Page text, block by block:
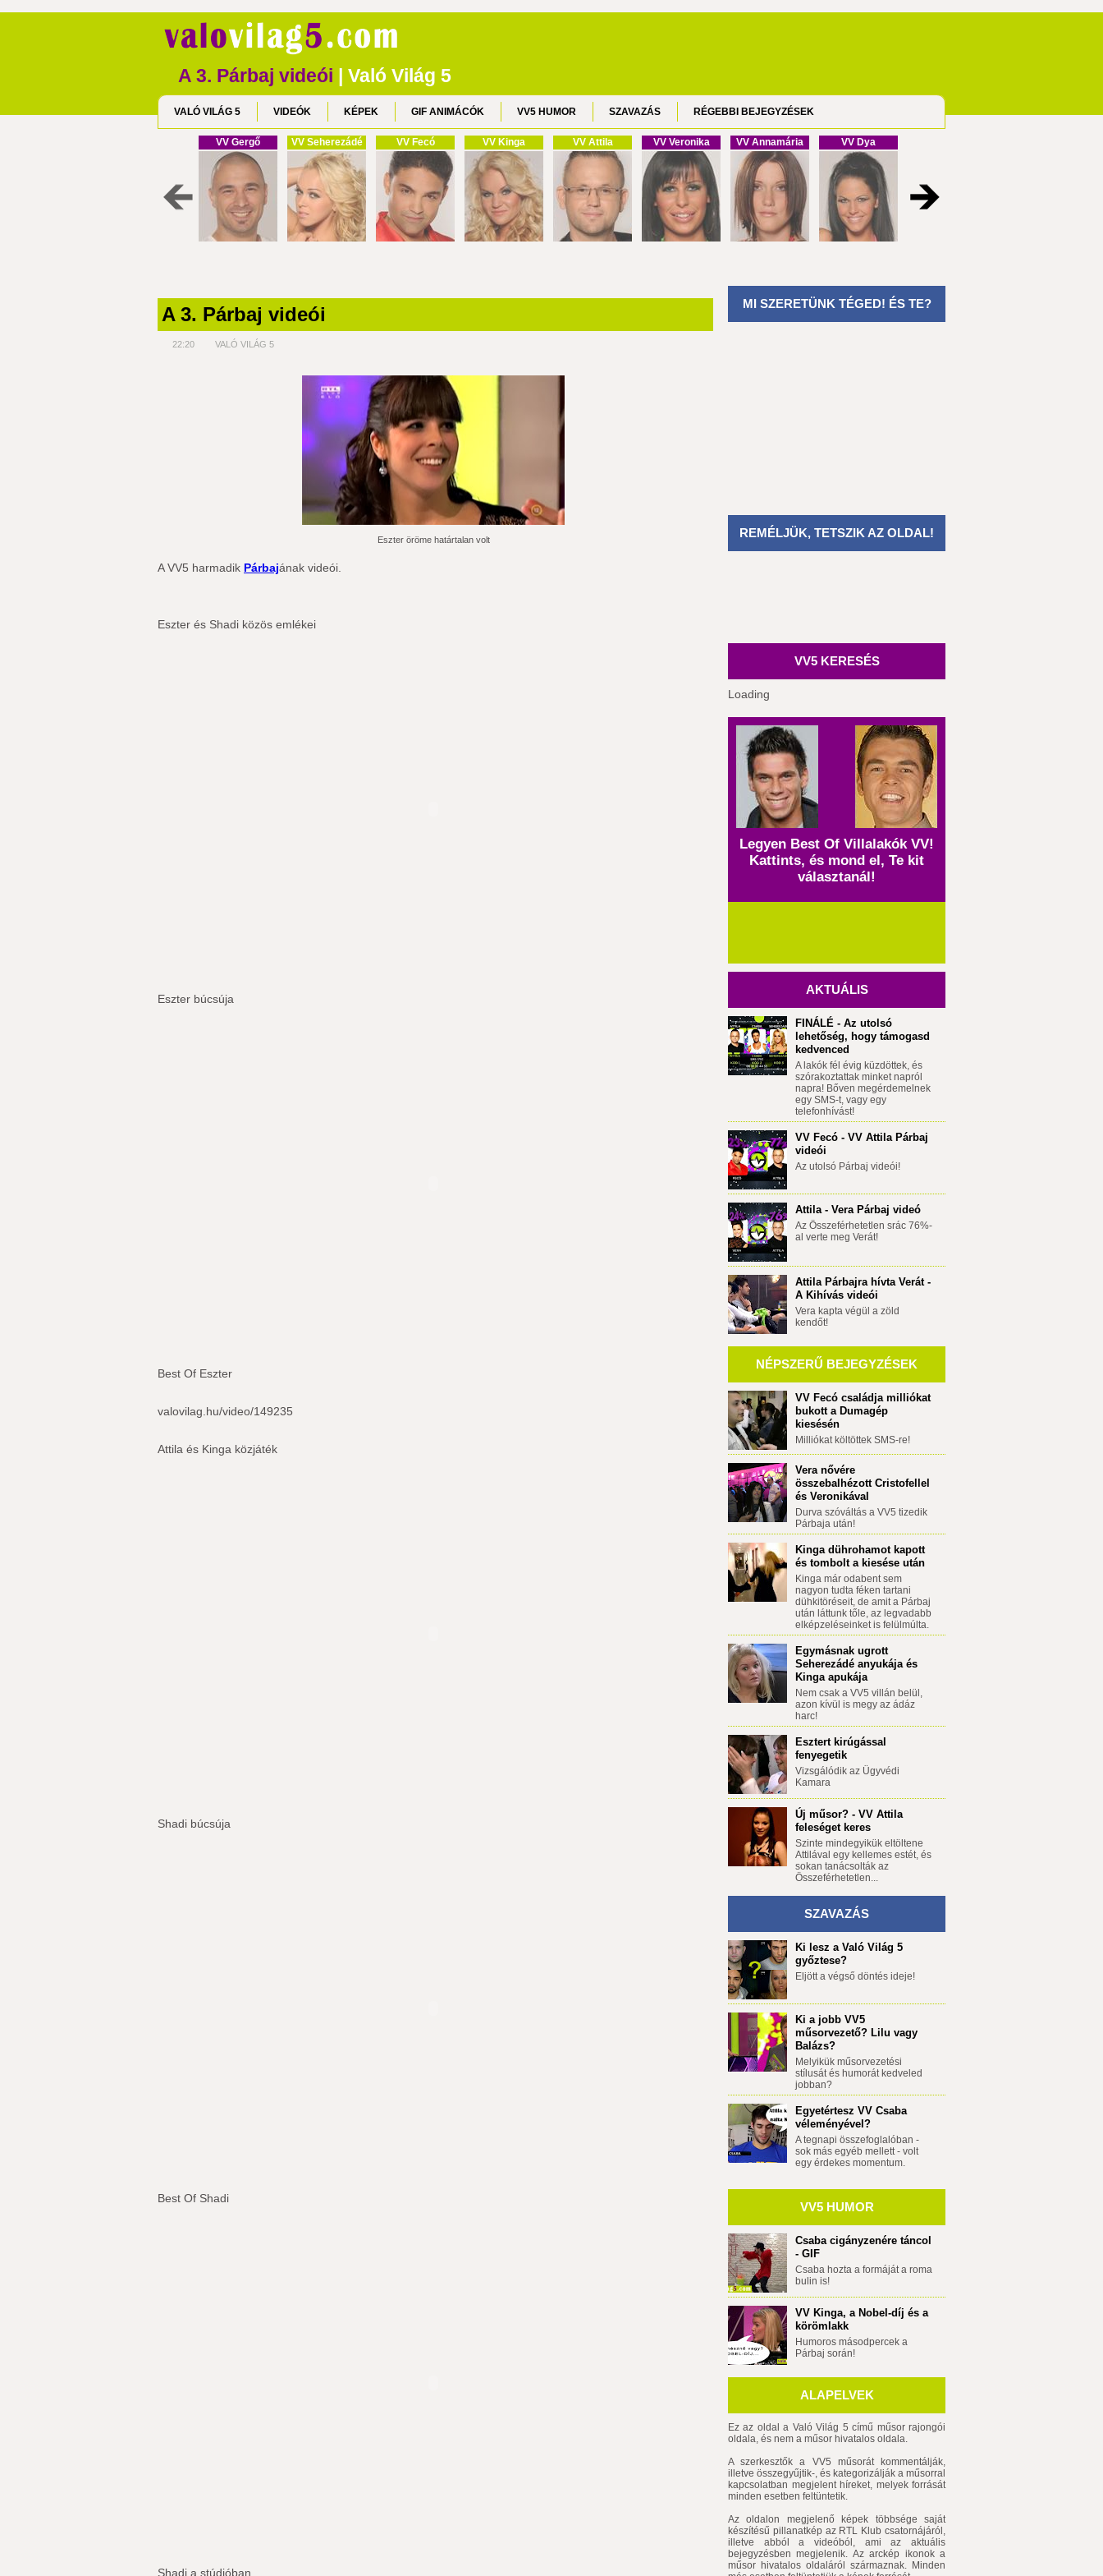
A 3. Párbaj videói | Való Világ 5
VALÓ VILÁG 5 VIDEÓK KÉPEK GIF ANIMÁCÓK VV5 HUMOR SZAVAZÁS RÉGEBBI BEJEGYZÉSEK
VV Gergő VV Seherezádé VV Fecó VV Kinga VV Attila VV Veronika VV Annamária VV Dya
A 3. Párbaj videói
22:20 VALÓ VILÁG 5
Eszter öröme határtalan volt
A VV5 harmadik Párbajának videói.
Eszter és Shadi közös emlékei
Eszter búcsúja
Best Of Eszter
valovilag.hu/video/149235
Attila és Kinga közjáték
Shadi búcsúja
Best Of Shadi
Shadi a stúdióban
MI SZERETÜNK TÉGED! ÉS TE?
REMÉLJÜK, TETSZIK AZ OLDAL!
VV5 KERESÉS
Loading
Legyen Best Of Villalakók VV!
Kattints, és mond el, Te kit
választanál!
AKTUÁLIS
FINÁLÉ - Az utolsó
lehetőség, hogy támogasd
kedvenced
A lakók fél évig küzdöttek, és
szórakoztattak minket napról
napra! Bőven megérdemelnek
egy SMS-t, vagy egy
telefonhívást!
VV Fecó - VV Attila Párbaj
videói
Az utolsó Párbaj videói!
Attila - Vera Párbaj videó
Az Összeférhetetlen srác 76%-
al verte meg Verát!
Attila Párbajra hívta Verát -
A Kihívás videói
Vera kapta végül a zöld
kendőt!
NÉPSZERŰ BEJEGYZÉSEK
VV Fecó családja milliókat
bukott a Dumagép
kiesésén
Milliókat költöttek SMS-re!
Vera nővére
összebalhézott Cristofellel
és Veronikával
Durva szóváltás a VV5 tizedik
Párbaja után!
Kinga dührohamot kapott
és tombolt a kiesése után
Kinga már odabent sem
nagyon tudta féken tartani
dühkitöréseit, de amit a Párbaj
után láttunk tőle, az legvadabb
elképzeléseinket is felülmúlta.
Egymásnak ugrott
Seherezádé anyukája és
Kinga apukája
Nem csak a VV5 villán belül,
azon kívül is megy az ádáz
harc!
Esztert kirúgással
fenyegetik
Vizsgálódik az Ügyvédi
Kamara
Új műsor? - VV Attila
feleséget keres
Szinte mindegyikük eltöltene
Attilával egy kellemes estét, és
sokan tanácsolták az
Összeférhetetlen...
SZAVAZÁS
Ki lesz a Való Világ 5
győztese?
Eljött a végső döntés ideje!
Ki a jobb VV5
műsorvezető? Lilu vagy
Balázs?
Melyikük műsorvezetési
stílusát és humorát kedveled
jobban?
Egyetértesz VV Csaba
véleményével?
A tegnapi összefoglalóban -
sok más egyéb mellett - volt
egy érdekes momentum.
VV5 HUMOR
Csaba cigányzenére táncol
- GIF
Csaba hozta a formáját a roma
bulin is!
VV Kinga, a Nobel-díj és a
körömlakk
Humoros másodpercek a
Párbaj során!
ALAPELVEK
Ez az oldal a Való Világ 5 című műsor rajongói
oldala, és nem a műsor hivatalos oldala.
A szerkesztők a VV5 műsorát kommentálják,
illetve összegyűjtik-, és kategorizálják a műsorral
kapcsolatban megjelent híreket, melyek forrását
minden esetben feltüntetik.
Az oldalon megjelenő képek többsége saját
készítésű pillanatkép az RTL Klub csatornájáról,
illetve abból a videóból, ami az aktuális
bejegyzésben megjelenik. Az arckép ikonok a
műsor hivatalos oldaláról származnak. Minden